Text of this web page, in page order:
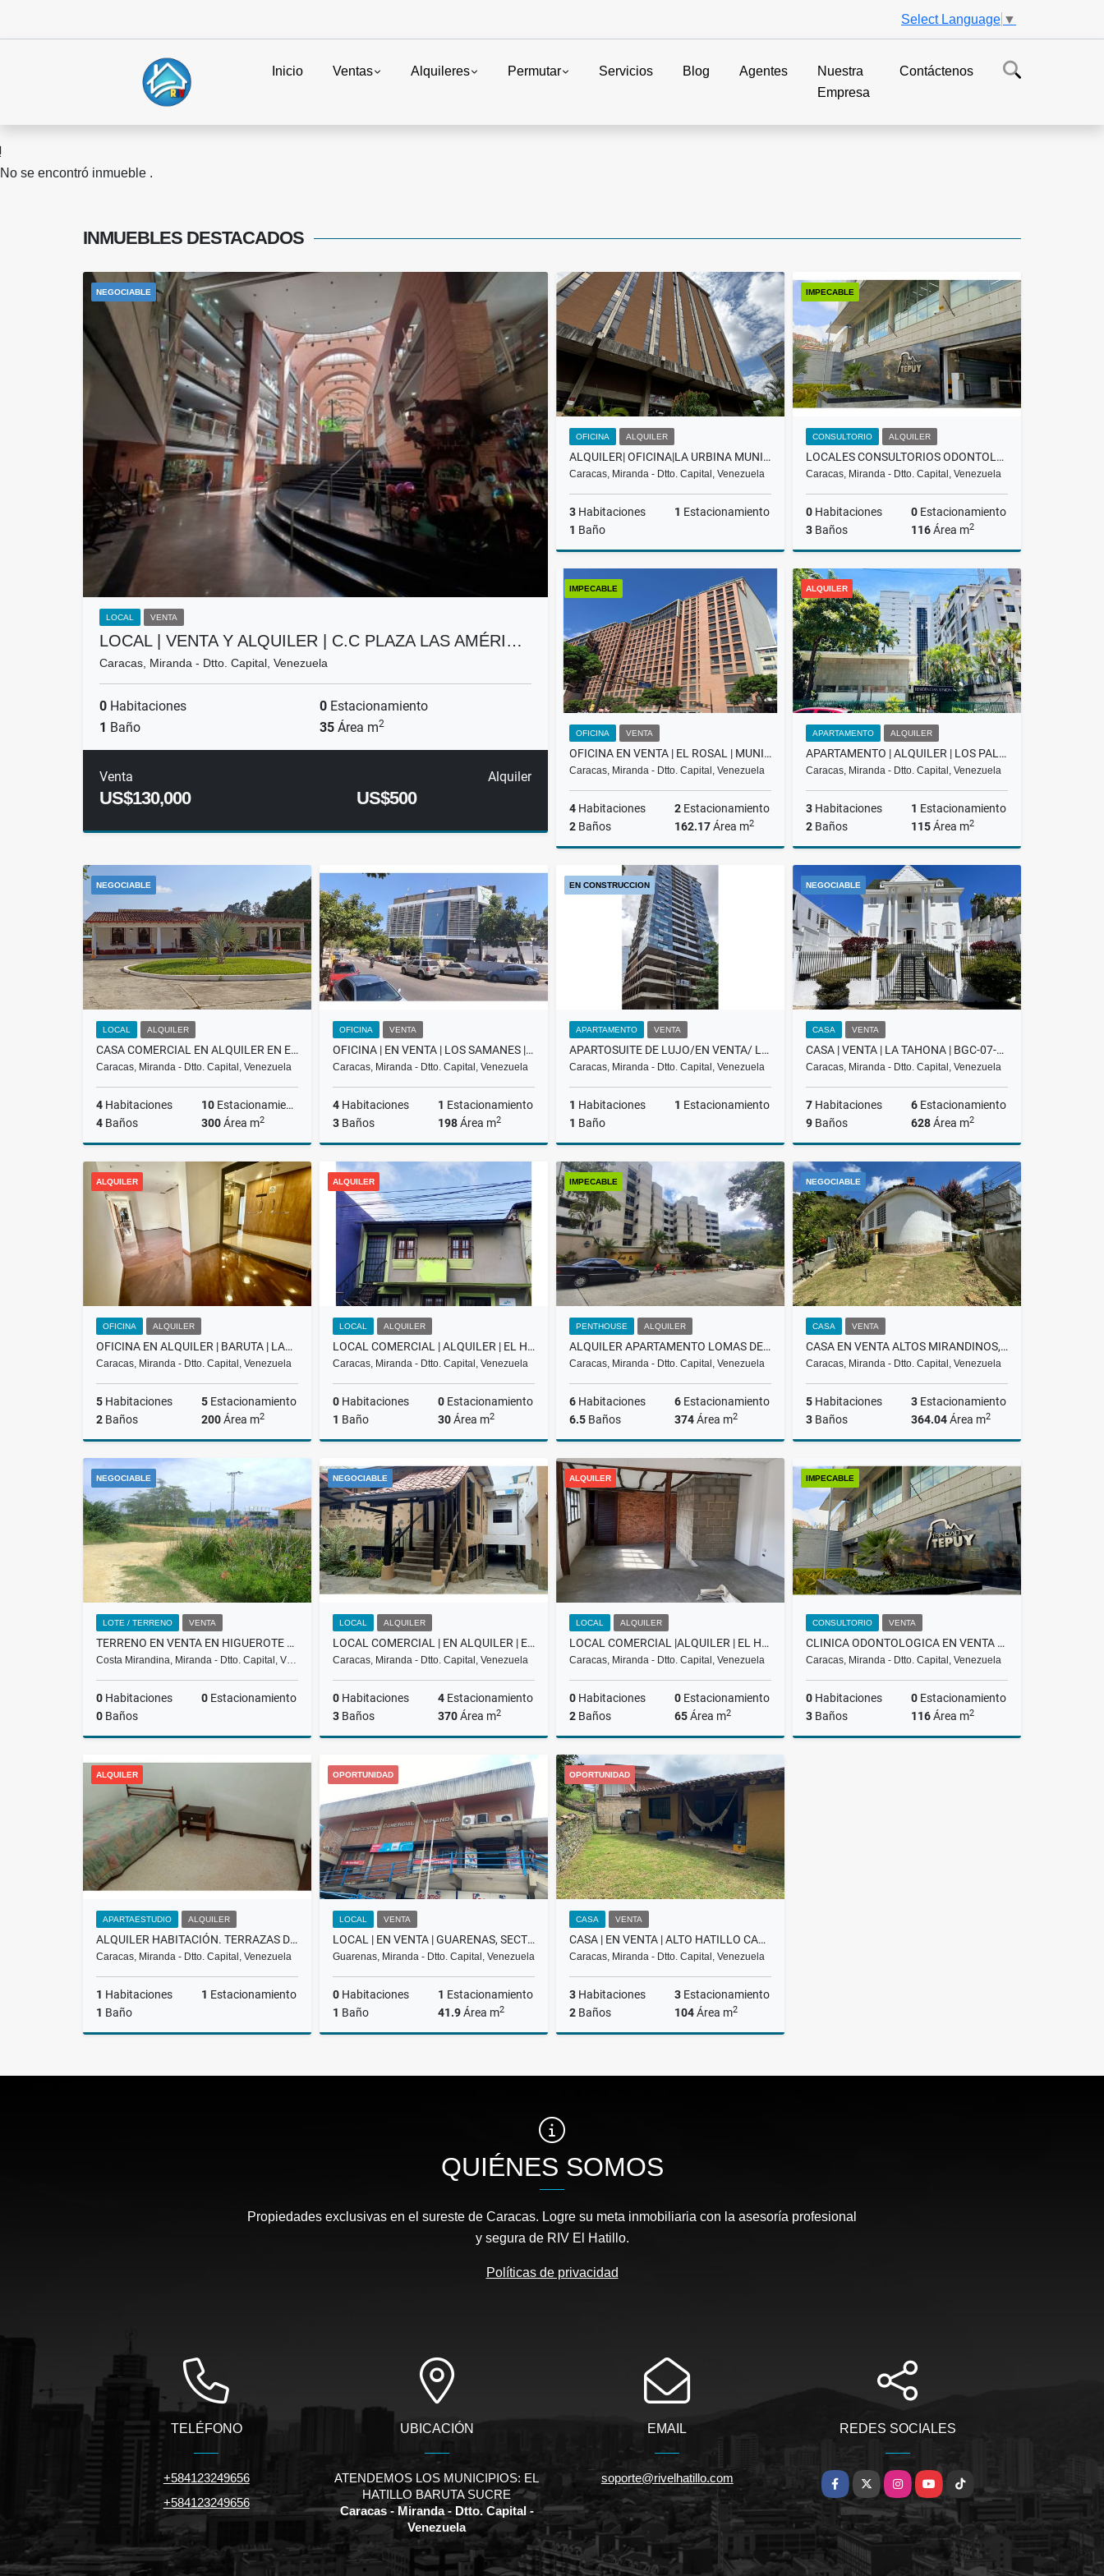
Select Language ▼
Inicio Ventas Alquileres Permutar Servicios Blog Agentes
Nuestra
Empresa
Contáctenos
No se encontró inmueble .
INMUEBLES DESTACADOS
NEGOCIABLE
LOCAL VENTA
LOCAL | VENTA Y ALQUILER | C.C PLAZA LAS AMÉRI…
Caracas, Miranda - Dtto. Capital, Venezuela
0 Habitaciones 0 Estacionamiento
1 Baño 35 Área m2
Venta
US$130,000
Alquiler
US$500
OFICINA ALQUILER
ALQUILER| OFICINA|LA URBINA MUNICIPIO SUCRE
Caracas, Miranda - Dtto. Capital, Venezuela
3 Habitaciones 1 Estacionamiento
1 Baño
Alquiler
IMPECABLE
CONSULTORIO ALQUILER
LOCALES CONSULTORIOS ODONTOLOGICOS EN ALQUILER LA TRINIDAD/CCS RH
Caracas, Miranda - Dtto. Capital, Venezuela
0 Habitaciones 0 Estacionamiento
3 Baños 116Área m2
Alquiler
US$400
IMPECABLE
OFICINA VENTA
OFICINA EN VENTA | EL ROSAL | MUNICIPIO CHACAO
Caracas, Miranda - Dtto. Capital, Venezuela
4 Habitaciones 2 Estacionamiento
2 Baños 162.17Área m2
US$220,000
ALQUILER
APARTAMENTO ALQUILER
APARTAMENTO | ALQUILER | LOS PALOS GRANDES | BCG-02-26
Caracas, Miranda - Dtto. Capital, Venezuela
3 Habitaciones 1 Estacionamiento
2 Baños 115Área m2
Alquiler
US$1,100
NEGOCIABLE
LOCAL ALQUILER
CASA COMERCIAL EN ALQUILER EN EL HATILLO SECTOR LA UNIÓN $2.800 RH
Caracas, Miranda - Dtto. Capital, Venezuela
4 Habitaciones 10 Estacionamiento
4 Baños 300Área m2
Alquiler
US$2,800
OFICINA VENTA
OFICINA | EN VENTA | LOS SAMANES | | 200.000$ | CC LOS SAMANES BAA
Caracas, Miranda - Dtto. Capital, Venezuela
4 Habitaciones 1 Estacionamiento
3 Baños 198Área m2
Venta
US$200,000
EN CONSTRUCCION
APARTAMENTO VENTA
APARTOSUITE DE LUJO/EN VENTA/ LAS MERCEDES /PROMENADE/ T-3 / SL
Caracas, Miranda - Dtto. Capital, Venezuela
1 Habitaciones 1 Estacionamiento
1 Baño
Venta
US$319,160
NEGOCIABLE
CASA VENTA
CASA | VENTA | LA TAHONA | BGC-07-25
Caracas, Miranda - Dtto. Capital, Venezuela
7 Habitaciones 6 Estacionamiento
9 Baños 628Área m2
Venta
US$596,000
ALQUILER
OFICINA ALQUILER
OFICINA EN ALQUILER | BARUTA | LAS MERCEDES | NEGOCIABLE 3.200$ LCM
Caracas, Miranda - Dtto. Capital, Venezuela
5 Habitaciones 5 Estacionamiento
2 Baños 200Área m2
Alquiler
ALQUILER
LOCAL ALQUILER
LOCAL COMERCIAL | ALQUILER | EL HATILLO |
Caracas, Miranda - Dtto. Capital, Venezuela
0 Habitaciones 0 Estacionamiento
1 Baño 30Área m2
Alquiler
US$600
IMPECABLE
PENTHOUSE ALQUILER
ALQUILER APARTAMENTO LOMAS DE LA LAGUNITA, EL HATILLO, LMAW 002-25
Caracas, Miranda - Dtto. Capital, Venezuela
6 Habitaciones 6 Estacionamiento
6.5 Baños 374Área m2
Alquiler
US$2,000
NEGOCIABLE
CASA VENTA
CASA EN VENTA ALTOS MIRANDINOS, POTRERITO, 125.000 $
Caracas, Miranda - Dtto. Capital, Venezuela
5 Habitaciones 3 Estacionamiento
3 Baños 364.04Área m2
Venta
US$125,000
NEGOCIABLE
LOTE / TERRENO VENTA
TERRENO EN VENTA EN HIGUEROTE PLAYA CRISTAL MC-15-002
Costa Mirandina, Miranda - Dtto. Capital, V…
0 Habitaciones 0 Estacionamiento
0 Baños
Venta
NEGOCIABLE
LOCAL ALQUILER
LOCAL COMERCIAL | EN ALQUILER | EL HATILLO PUEBLO |REF.3.000$ RH
Caracas, Miranda - Dtto. Capital, Venezuela
0 Habitaciones 4 Estacionamiento
3 Baños 370Área m2
Alquiler
US$3,000
ALQUILER
LOCAL ALQUILER
LOCAL COMERCIAL |ALQUILER | EL HATILLO |
Caracas, Miranda - Dtto. Capital, Venezuela
0 Habitaciones 0 Estacionamiento
2 Baños 65Área m2
Alquiler
US$600
IMPECABLE
CONSULTORIO VENTA
CLINICA ODONTOLOGICA EN VENTA LA TRINIDAD/BARUTA RH
Caracas, Miranda - Dtto. Capital, Venezuela
0 Habitaciones 0 Estacionamiento
3 Baños 116Área m2
ALQUILER
APARTAESTUDIO ALQUILER
ALQUILER HABITACIÓN. TERRAZAS DEL CLUB HÍPICO. BLV-002-2026
Caracas, Miranda - Dtto. Capital, Venezuela
1 Habitaciones 1 Estacionamiento
1 Baño
US$200
OPORTUNIDAD
LOCAL VENTA
LOCAL | EN VENTA | GUARENAS, SECTOR TRAPICHITO | BEZ-004-25
Guarenas, Miranda - Dtto. Capital, Venezuela
0 Habitaciones 1 Estacionamiento
1 Baño 41.9Área m2
US$17,800
OPORTUNIDAD
CASA VENTA
CASA | EN VENTA | ALTO HATILLO CALLE LA CIMA | BEZ-005-25
Caracas, Miranda - Dtto. Capital, Venezuela
3 Habitaciones 3 Estacionamiento
2 Baños 104Área m2
US$200,000
QUIÉNES SOMOS
Propiedades exclusivas en el sureste de Caracas. Logre su meta inmobiliaria con la asesoría profesional
y segura de RIV El Hatillo.
Políticas de privacidad
TELÉFONO
+584123249656
+584123249656
UBICACIÓN
ATENDEMOS LOS MUNICIPIOS: EL
HATILLO BARUTA SUCRE
Caracas - Miranda - Dtto. Capital -
Venezuela
EMAIL
soporte@rivelhatillo.com
REDES SOCIALES
Facebook
X InstagramYouTubeTikTok